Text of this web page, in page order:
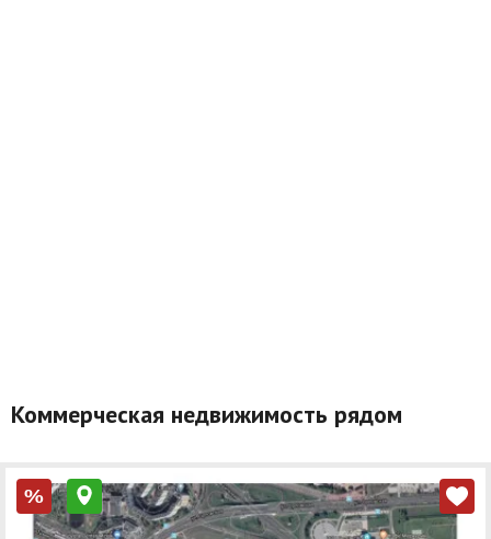
Коммерческая недвижимость рядом
%